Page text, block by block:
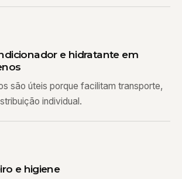
e hidratante em
são úteis porque facilitam transporte,
individual.
e higiene